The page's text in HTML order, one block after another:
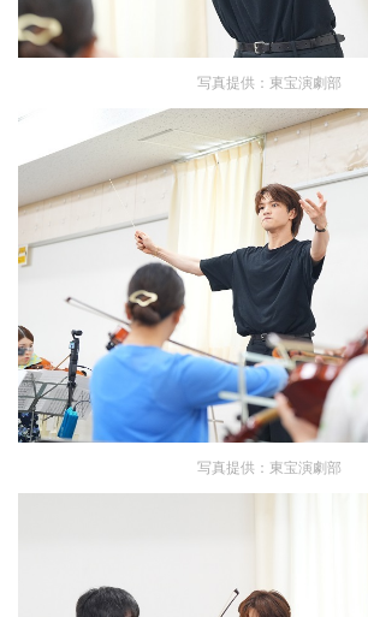
写真提供：東宝演劇部
写真提供：東宝演劇部